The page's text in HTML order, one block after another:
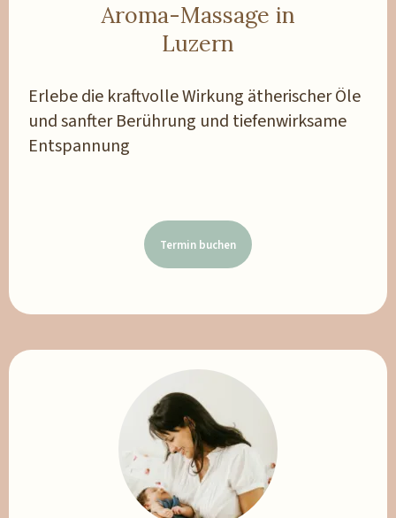
Aroma-Massage in
Luzern
Erlebe die kraftvolle Wirkung ätherischer Öle
und sanfter Berührung und tiefenwirksame
Entspannung
Termin buchen